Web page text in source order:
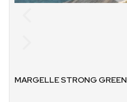
MARGELLE STRONG GREEN